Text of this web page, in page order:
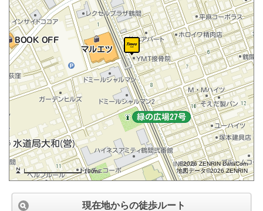
100m
©2026 ZENRIN DataCom
地図データ©2026 ZENRIN
現在地からの徒歩ルート